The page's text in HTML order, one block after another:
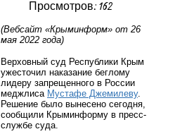
Просмотров: 162
(Вебсайт «Крыминформ» от 26
мая 2022 года)
Верховный суд Республики Крым
ужесточил наказание беглому
лидеру запрещенного в России
меджлиса Мустафе Джемилеву.
Решение было вынесено сегодня,
сообщили Крыминформу в пресс-
службе суда.